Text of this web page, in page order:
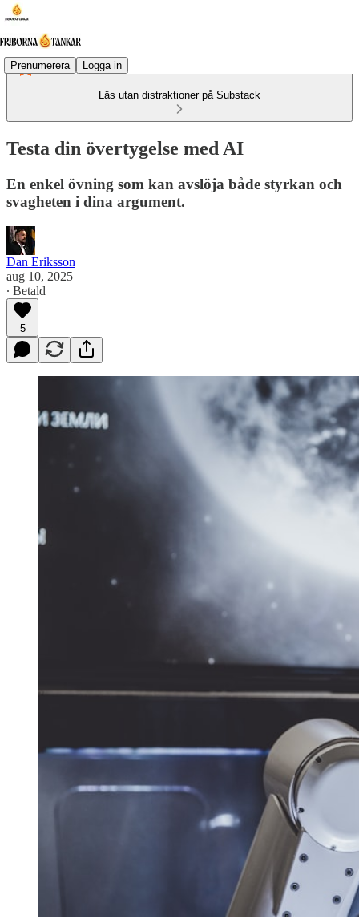
Prenumerera Logga in
Läs utan distraktioner på Substack
Testa din övertygelse med AI
En enkel övning som kan avslöja både styrkan och
svagheten i dina argument.
Dan Eriksson
aug 10, 2025
∙ Betald
5